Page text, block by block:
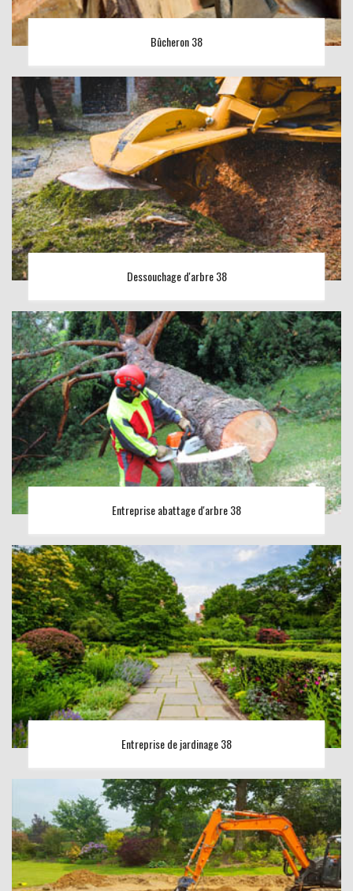
Bûcheron 38
Dessouchage d'arbre 38
Entreprise abattage d'arbre 38
Entreprise de jardinage 38